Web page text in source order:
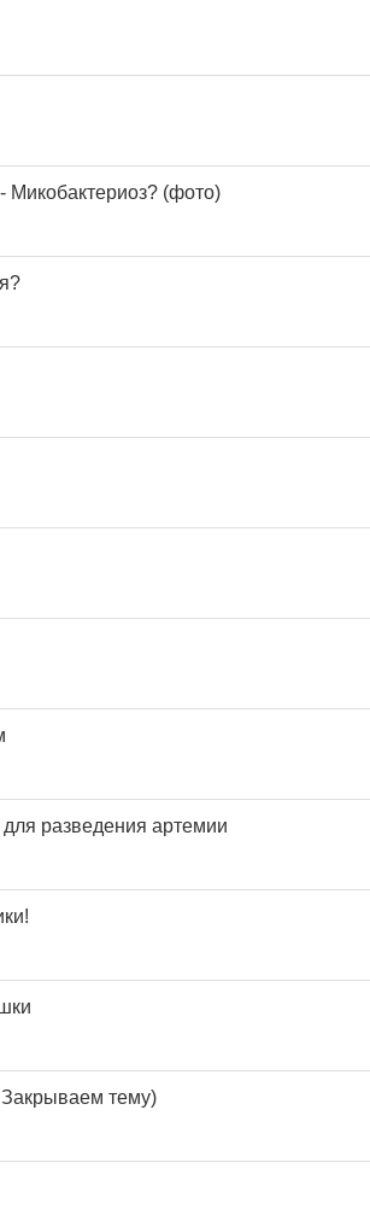
Микобактериоз? (фото)
разведения артемии
тему)